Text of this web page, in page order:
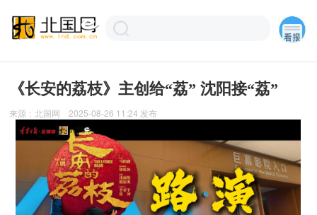
《长安的荔枝》主创给“荔” 沈阳接“荔”
来源： 北国网 2025-08-26 11:24 发布